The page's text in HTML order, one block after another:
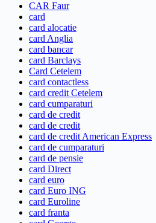
CAR Faur
card
card alocatie
card Anglia
card bancar
card Barclays
Card Cetelem
card contactless
card credit Cetelem
card cumparaturi
card de credit
card de credit
card de credit American Express
card de cumparaturi
card de pensie
card Direct
card euro
card Euro ING
card Euroline
card franta